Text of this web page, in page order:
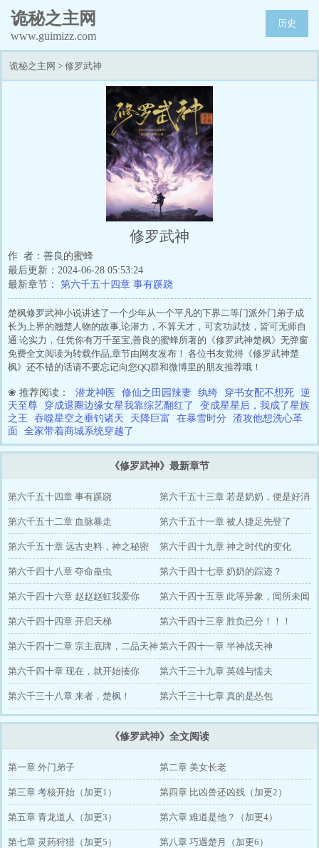
诡秘之主网
www.guimizz.com
历史
诡秘之主网 > 修罗武神
修罗武神
作 者：善良的蜜蜂
最后更新：2024-06-28 05:53:24
最新章节：
第六千五十四章 事有蹊跷
楚枫修罗武神小说讲述了一个少年从一个平凡的下界二等门派外门弟子成
长为上界的翘楚人物的故事,论潜力，不算天才，可玄功武技，皆可无师自
通 论实力，任凭你有万千至宝,善良的蜜蜂所著的《修罗武神楚枫》无弹窗
免费全文阅读为转载作品,章节由网友发布！ 各位书友觉得《修罗武神楚
枫》还不错的话请不要忘记向您QQ群和微博里的朋友推荐哦！
❀ 推荐阅读： 潜龙神医 修仙之田园辣妻 纨绔 穿书女配不想死 逆
天至尊
穿成退圈边缘女星我靠综艺翻红了
变成星星后，我成了星族
之王
吞噬星空之垂钓诸天 天降巨富 在暴雪时分
渣攻他想洗心革
面
全家带着商城系统穿越了
《修罗武神》最新章节
第六千五十四章 事有蹊跷 第六千五十三章 若是奶奶，便是好消
息
第六千五十二章 血脉暴走 第六千五十一章 被人捷足先登了
第六千五十章 远古史料，神之秘密 第六千四十九章 神之时代的变化
第六千四十八章 夺命蛊虫 第六千四十七章 奶奶的踪迹？
第六千四十六章 赵赵赵虹我爱你 第六千四十五章 此等异象，闻所未闻
第六千四十四章 开启天梯 第六千四十三章 胜负已分！！！
第六千四十二章 宗主底牌，二品天神 第六千四十一章 半神战天神
第六千四十章 现在，就开始揍你 第六千三十九章 英雄与懦夫
第六千三十八章 来者，楚枫！ 第六千三十七章 真的是怂包
《修罗武神》全文阅读
第一章 外门弟子 第二章 美女长老
第三章 考核开始（加更1） 第四章 比凶兽还凶残（加更2）
第五章 青龙道人（加更3） 第六章 难道是他？（加更4）
第七章 灵药狩猎（加更5） 第八章 巧遇楚月（加更6）